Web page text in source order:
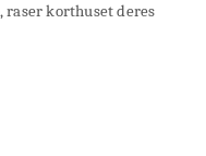
raser korthuset deres